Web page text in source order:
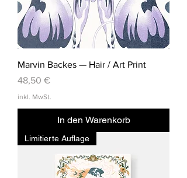
Marvin Backes — Hair / Art Print
Preis
48,50 €
inkl. MwSt.
In den Warenkorb
Limitierte Auflage